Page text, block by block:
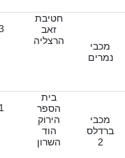
מכבי
נמרים
חטיבת
זאב
הרצליה
מכבי
ברדלס
2
בית
הספר
הירוק
הוד
השרון